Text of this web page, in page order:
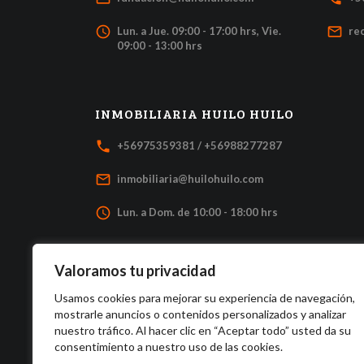
Valoramos tu privacidad
Usamos cookies para mejorar su experiencia de navegación,
mostrarle anuncios o contenidos personalizados y analizar
nuestro tráfico. Al hacer clic en “Aceptar todo” usted da su
consentimiento a nuestro uso de las cookies.
access_time Lun. a Jue. 09:00 - 17:00 hrs, Vie.
09:00 - 13:00 hrs
mail_outline
INMOBILIARIA HUILO HUILO
local_phone +56975359381 / +56988277287
mail_outline inmobiliaria@huilohuilo.com
access_time Lun. a Dom. de 10:00 - 18:00 hrs